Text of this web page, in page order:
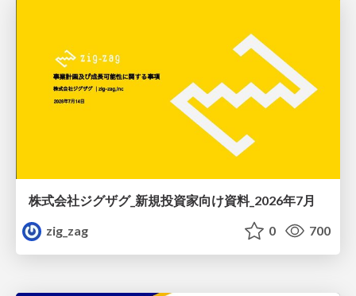
株式会社ジグザグ_新規投資家向け資料_2026年7月
zig_zag
0 700